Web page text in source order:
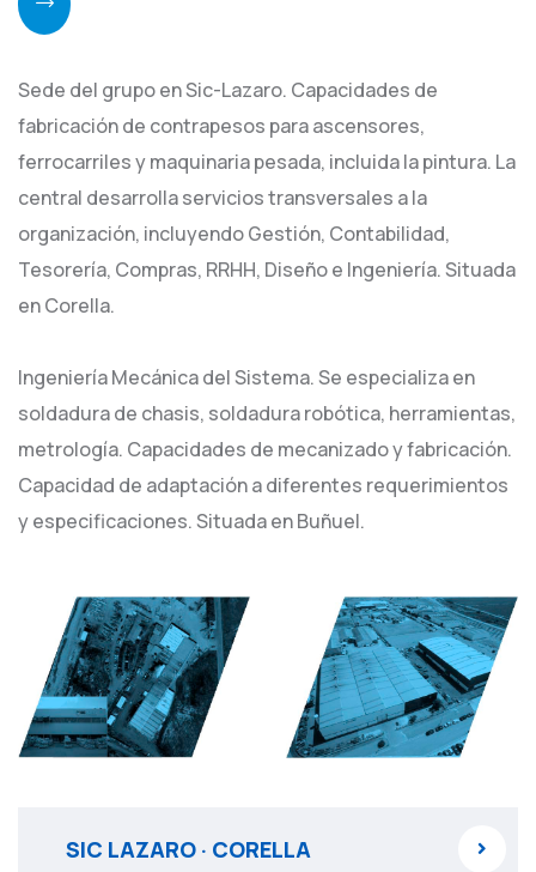
Sede del grupo en Sic-Lazaro. Capacidades de
fabricación de contrapesos para ascensores,
ferrocarriles y maquinaria pesada, incluida la pintura. La
central desarrolla servicios transversales a la
organización, incluyendo Gestión, Contabilidad,
Tesorería, Compras, RRHH, Diseño e Ingeniería. Situada
en Corella.
Ingeniería Mecánica del Sistema. Se especializa en
soldadura de chasis, soldadura robótica, herramientas,
metrología. Capacidades de mecanizado y fabricación.
Capacidad de adaptación a diferentes requerimientos
y especificaciones. Situada en Buñuel.
SIC LAZARO · CORELLA